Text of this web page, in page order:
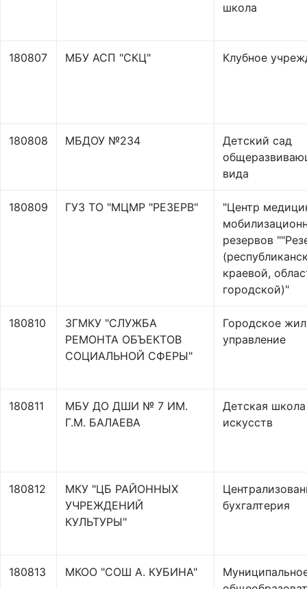
школа
180807 МБУ АСП "СКЦ" Клубное
180808 МБДОУ №234
Детский сад
вида
180809 ГУЗ ТО "МЦМР "РЕЗЕРВ"
"Центр
резервов
краевой,
городской)"
180810
ЗГМКУ "СЛУЖБА
РЕМОНТА ОБЪЕКТОВ
СОЦИАЛЬНОЙ СФЕРЫ"
Городское
управление
180811
МБУ ДО ДШИ № 7 ИМ.
Г.М. БАЛАЕВА
Детская школа
искусств
180812
МКУ "ЦБ РАЙОННЫХ
УЧРЕЖДЕНИЙ
КУЛЬТУРЫ"
бухгалтерия
180813 МКОО "СОШ А. КУБИНА"